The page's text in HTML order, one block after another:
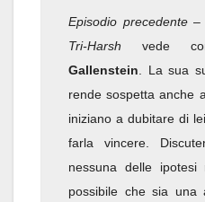
Episodio precedente–
Tri-Harsh vede
Gallenstein. La sua
rende sospetta anche
iniziano a dubitare di
farla vincere.
nessuna delle ipotesi
possibile che sia una